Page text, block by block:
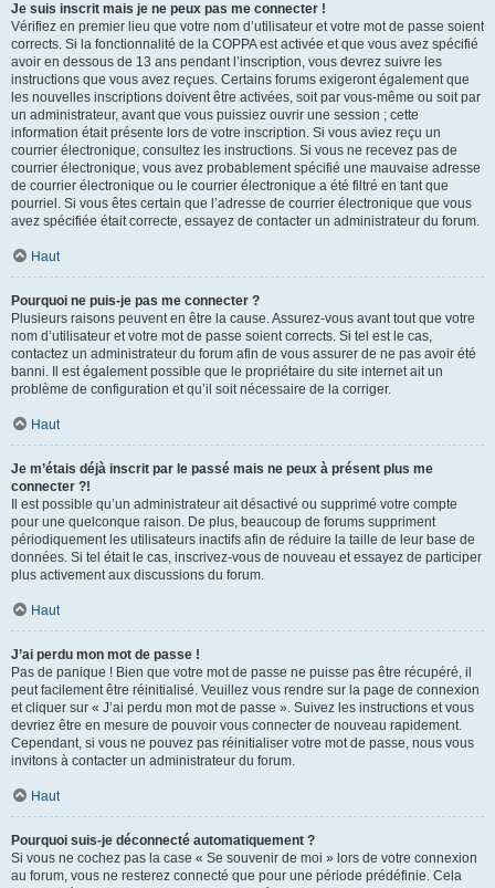
Je suis inscrit mais je ne peux pas me connecter !
Vérifiez en premier lieu que votre nom d’utilisateur et votre mot de passe soient
corrects. Si la fonctionnalité de la COPPA est activée et que vous avez spécifié
avoir en dessous de 13 ans pendant l’inscription, vous devrez suivre les
instructions que vous avez reçues. Certains forums exigeront également que
les nouvelles inscriptions doivent être activées, soit par vous-même ou soit par
un administrateur, avant que vous puissiez ouvrir une session ; cette
information était présente lors de votre inscription. Si vous aviez reçu un
courrier électronique, consultez les instructions. Si vous ne recevez pas de
courrier électronique, vous avez probablement spécifié une mauvaise adresse
de courrier électronique ou le courrier électronique a été filtré en tant que
pourriel. Si vous êtes certain que l’adresse de courrier électronique que vous
avez spécifiée était correcte, essayez de contacter un administrateur du forum.
Haut
Pourquoi ne puis-je pas me connecter ?
Plusieurs raisons peuvent en être la cause. Assurez-vous avant tout que votre
nom d’utilisateur et votre mot de passe soient corrects. Si tel est le cas,
contactez un administrateur du forum afin de vous assurer de ne pas avoir été
banni. Il est également possible que le propriétaire du site internet ait un
problème de configuration et qu’il soit nécessaire de la corriger.
Haut
Je m’étais déjà inscrit par le passé mais ne peux à présent plus me
connecter ?!
Il est possible qu’un administrateur ait désactivé ou supprimé votre compte
pour une quelconque raison. De plus, beaucoup de forums suppriment
périodiquement les utilisateurs inactifs afin de réduire la taille de leur base de
données. Si tel était le cas, inscrivez-vous de nouveau et essayez de participer
plus activement aux discussions du forum.
Haut
J’ai perdu mon mot de passe !
Pas de panique ! Bien que votre mot de passe ne puisse pas être récupéré, il
peut facilement être réinitialisé. Veuillez vous rendre sur la page de connexion
et cliquer sur « J’ai perdu mon mot de passe ». Suivez les instructions et vous
devriez être en mesure de pouvoir vous connecter de nouveau rapidement.
Cependant, si vous ne pouvez pas réinitialiser votre mot de passe, nous vous
invitons à contacter un administrateur du forum.
Haut
Pourquoi suis-je déconnecté automatiquement ?
Si vous ne cochez pas la case « Se souvenir de moi » lors de votre connexion
au forum, vous ne resterez connecté que pour une période prédéfinie. Cela